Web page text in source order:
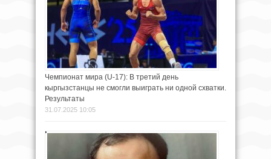
Чемпионат мира (U-17): В третий день
кыргызстанцы не смогли выиграть ни одной схватки.
Результаты
31.07.2025 10:05